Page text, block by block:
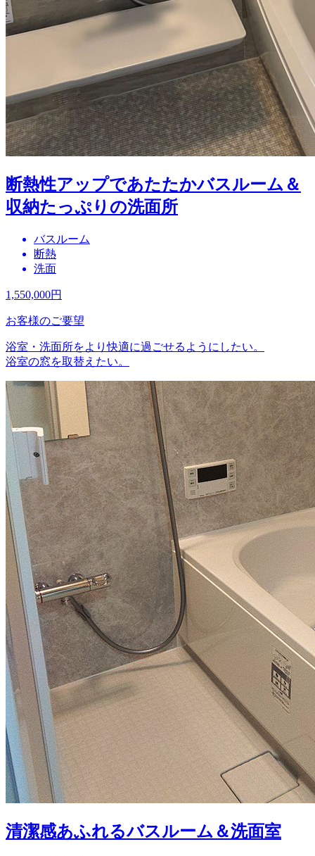
断熱性アップであたたかバスルーム＆
収納たっぷりの洗面所
バスルーム
断熱
洗面
1,550,000円
お客様のご要望
浴室・洗面所をより快適に過ごせるようにしたい。
浴室の窓を取替えたい。
清潔感あふれるバスルーム＆洗面室